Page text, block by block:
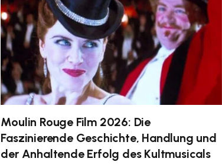
Moulin Rouge Film 2026: Die
Faszinierende Geschichte, Handlung und
der Anhaltende Erfolg des Kultmusicals